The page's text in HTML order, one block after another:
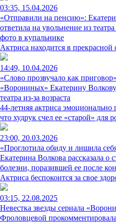
03:35, 15.04.2026
«Отправили на пенсию»:
ответила на увольнение из
фото в купальнике
Актриса находится в прекрасной
14:49, 10.04.2026
«Слово прозвучало как
«Ворониных» Екатерину
театра из-за возраста
44-летняя актриса эмоционально
что худрук счел ее «старой» для
23:00, 20.03.2026
«Проглотила обиду и лишила
Екатерина Волкова рассказала о
болезни, поразившей ее после
Актриса беспокоится за свое
03:15, 22.08.2025
Невестка звезды сериала
Фроловцевой